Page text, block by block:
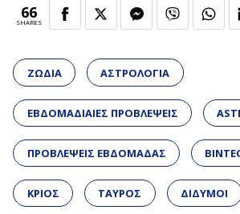
66
SHARES
ΖΩΔΙΑ ΑΣΤΡΟΛΟΓΙΑ
ΕΒΔΟΜΑΔΙΑΙΕΣ ΠΡΟΒΛΕΨΕΙΣ
ΠΡΟΒΛΕΨΕΙΣ ΕΒΔΟΜΑΔΑΣ
ΚΡΙΟΣ ΤΑΥΡΟΣ ΔΙΔΥΜΟΙ